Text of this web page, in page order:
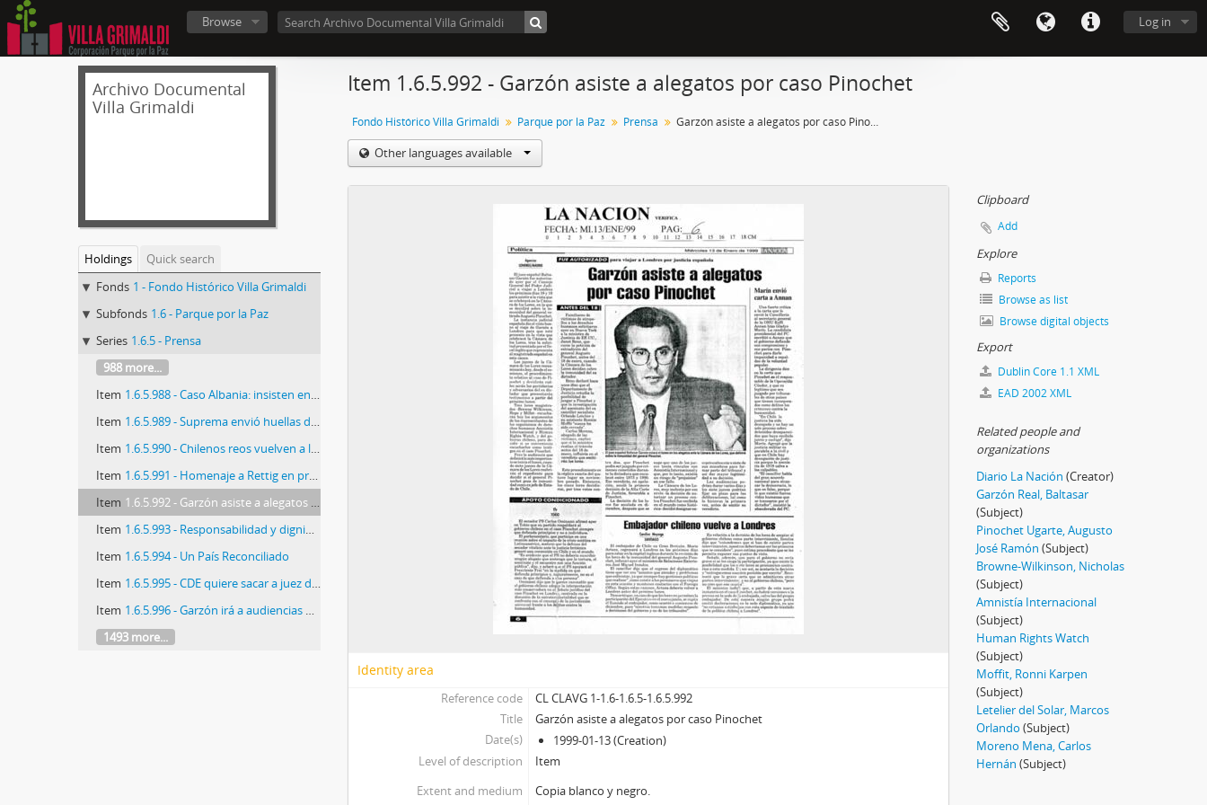
Log in
Browse
Archivo Documental
Villa Grimaldi
Holdings
Quick search
Fonds 1 - Fondo Histórico Villa Grimaldi
Subfonds 1.6 - Parque por la Paz
Series 1.6.5 - Prensa
988 more...
Item 1.6.5.988 - Caso Albania: insisten en Dolmestch
Item 1.6.5.989 - Suprema envió huellas de Pinochet a caso Prats
Item 1.6.5.990 - Chilenos reos vuelven a la cárcel en Brasil
Item 1.6.5.991 - Homenaje a Rettig en proclamación
Item 1.6.5.992 - Garzón asiste a alegatos por caso Pinochet
Item 1.6.5.993 - Responsabilidad y dignidad
Item 1.6.5.994 - Un País Reconciliado
Item 1.6.5.995 - CDE quiere sacar a juez del caso Tucapel
Item 1.6.5.996 - Garzón irá a audiencias de los lores
1493 more...
Item 1.6.5.992 - Garzón asiste a alegatos por caso Pinochet
Fondo Histórico Villa Grimaldi Parque por la Paz Prensa Garzón asiste a alegatos por caso Pinochet
Other languages available
Identity area
Reference code
CL CLAVG 1-1.6-1.6.5-1.6.5.992
Title
Garzón asiste a alegatos por caso Pinochet
Date(s)
1999-01-13 (Creation)
Level of description
Item
Extent and medium
Copia blanco y negro.
Clipboard
Add
Explore
Reports
Browse as list
Browse digital objects
Export
Dublin Core 1.1 XML
EAD 2002 XML
Related people and
organizations
Diario La Nación (Creator)
Garzón Real, Baltasar
(Subject)
Pinochet Ugarte, Augusto
José Ramón (Subject)
Browne-Wilkinson, Nicholas
(Subject)
Amnistía Internacional
(Subject)
Human Rights Watch
(Subject)
Moffit, Ronni Karpen
(Subject)
Letelier del Solar, Marcos
Orlando (Subject)
Moreno Mena, Carlos
Hernán (Subject)